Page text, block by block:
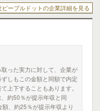
ピープルドットの企業詳細を見る
った実力に対して、企業が
しもこの金額と同額で内定
上下することもあります。
約50％が提示年収と同
、約25％が提示年収より